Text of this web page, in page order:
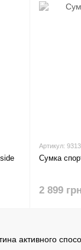
активного
Артикул:
Сумка
2 899 грн